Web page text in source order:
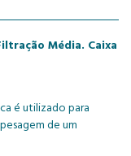
Média. Caixa
é utilizado para
de um